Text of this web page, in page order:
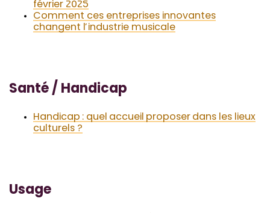
février 2025
Comment ces entreprises innovantes
changent l’industrie musicale
Santé / Handicap
Handicap : quel accueil proposer dans les lieux
culturels ?
Usage